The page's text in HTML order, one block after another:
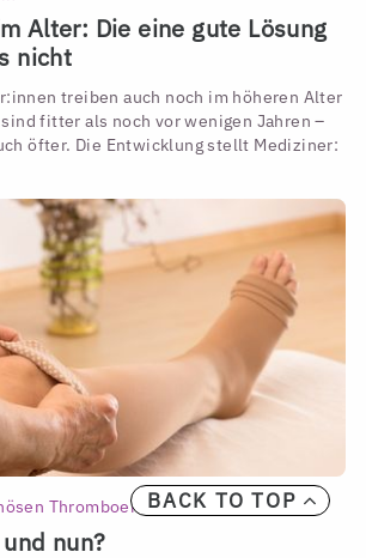
Alter: Die eine gute Lösung
nicht
treiben auch noch im höheren Alter
fitter als noch vor wenigen Jahren –
öfter. Die Entwicklung stellt Mediziner:
Thromboembolien
nun?
BACK TO TOP